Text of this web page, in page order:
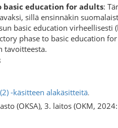
education for adults:
sillä ensinnäkin
basic education
phase to basic education
tavoitteesta.
-käsitteen alakäsitteitä.
(OKSA), 3. laitos (OKM,